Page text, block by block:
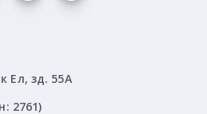
Ел, зд. 55А
2761)